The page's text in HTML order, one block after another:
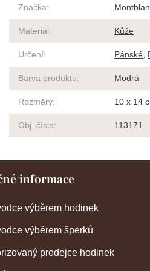
Značka:
Materiál: Kůže
Určení: Pánské,
Barva produktu: Modrá
Rozměry: 10 x 14
Obj. číslo: 113171
informace
výběrem hodinek
výběrem šperků
prodejce hodinek